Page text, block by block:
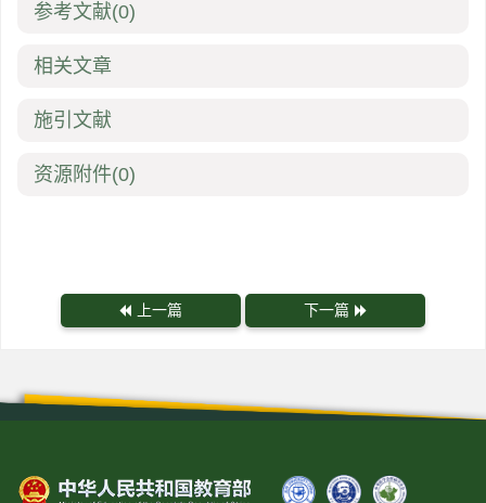
参考文献(0)
相关文章
施引文献
资源附件(0)
上一篇 下一篇